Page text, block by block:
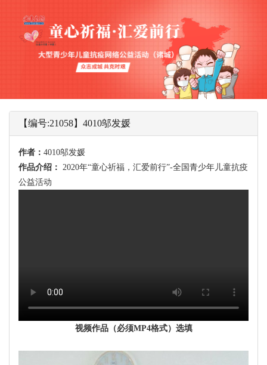
【编号:21058】4010邬发媛
作者： 4010邬发媛
作品介绍：
2020年“童心祈福，汇爱前行”-全国青少年儿童抗疫
公益活动
视频作品（必须MP4格式）选填